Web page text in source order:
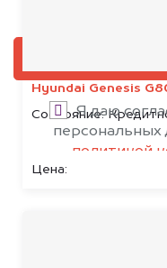
Hyundai Genesis
Состояние:
Цена:
Я даю
персональных
политикой